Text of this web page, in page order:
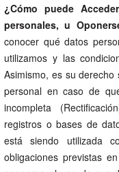
¿Cómo puede
personales, u
conocer qué datos
utilizamos y las
Asimismo, es su
personal en caso de
incompleta
registros o bases de
está siendo utilizada
obligaciones previstas